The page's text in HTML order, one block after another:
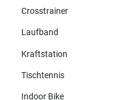
Crosstrainer
Laufband
Kraftstation
Tischtennis
Indoor Bike